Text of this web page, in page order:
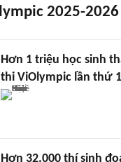
2025-2026
Hơn 1 triệu học sinh
thi ViOlympic lần thứ
Hơn 32.000 thí sinh